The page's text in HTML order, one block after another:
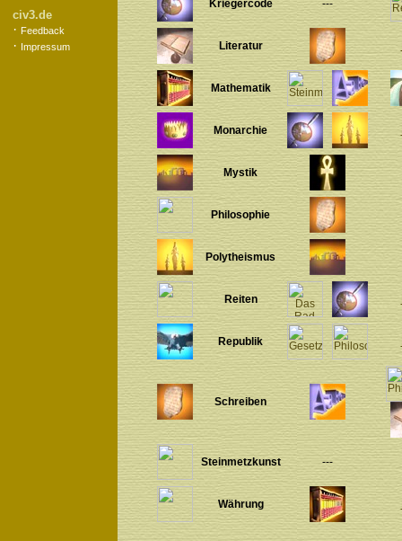
civ3.de
· Feedback
· Impressum
Kriegercode ---
Literatur
Mathematik
Monarchie
Mystik
Philosophie
Polytheismus
Reiten
Republik
Schreiben
Steinmetzkunst ---
Währung